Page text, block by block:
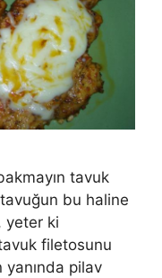
tavuk
bu haline
yeter ki
filetosunu
yanında pilav